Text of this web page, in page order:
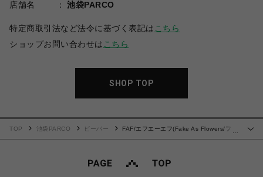
店舗名
池袋PARCO
特定商取引法など法令に基づく表記は こちら
ショップお問い合わせは こちら
SHOP TOP
TOP 池袋PARCO ビーバー
FAF/エフエーエフ(Fake As Flowers/フェ